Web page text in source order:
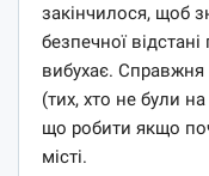
закінчилося, щоб
безпечної
вибухає. Справжня
(тих, хто не були
що робити якщо
місті.